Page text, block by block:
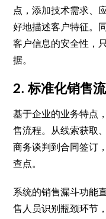
点，添加技术需求、
好地描述客户特征。
客户信息的安全性，
据。
2. 标准化销售
基于企业的业务特点
售流程。从线索获取
商务谈判到合同签订
查点。
系统的销售漏斗功能
售人员识别瓶颈环节